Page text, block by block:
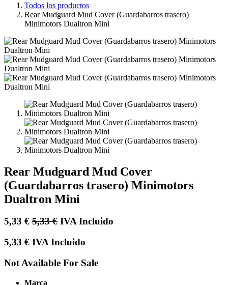
Todos los productos
Rear Mudguard Mud Cover (Guardabarros trasero)
Minimotors Dualtron Mini
Rear Mudguard Mud Cover
(Guardabarros trasero) Minimotors
Dualtron Mini
5,33 € 5,33€ IVA Incluido
5,33 € IVA Incluido
Not Available For Sale
Marca